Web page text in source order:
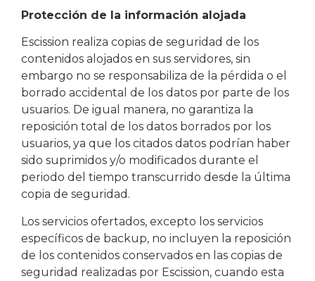
Protección de la información alojada
Escission realiza copias de seguridad de los
contenidos alojados en sus servidores, sin
embargo no se responsabiliza de la pérdida o el
borrado accidental de los datos por parte de los
usuarios. De igual manera, no garantiza la
reposición total de los datos borrados por los
usuarios, ya que los citados datos podrían haber
sido suprimidos y/o modificados durante el
periodo del tiempo transcurrido desde la última
copia de seguridad.
Los servicios ofertados, excepto los servicios
específicos de backup, no incluyen la reposición
de los contenidos conservados en las copias de
seguridad realizadas por Escission, cuando esta